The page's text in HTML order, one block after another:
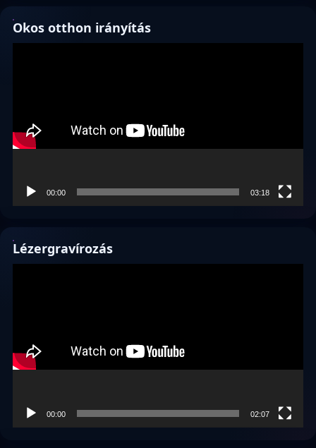
Okos otthon irányítás
00:00 03:18
Lézergravírozás
00:00 02:07